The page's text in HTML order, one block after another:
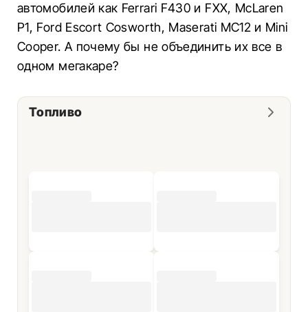
автомобилей как Ferrari F430 и FXX, McLaren
P1, Ford Escort Cosworth, Maserati MC12 и Mini
Cooper. А почему бы не объединить их все в
одном мегакаре?
Топливо